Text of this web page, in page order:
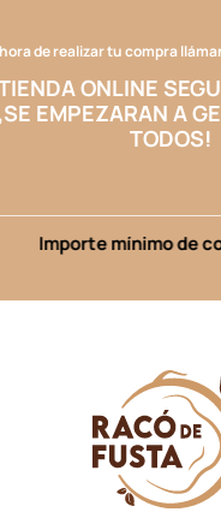
de realizar tu compra
ONLINE
SE EMPEZARAN A
TODOS!
Importe mínimo de